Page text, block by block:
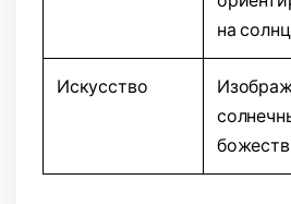
на
Искусство
божеств